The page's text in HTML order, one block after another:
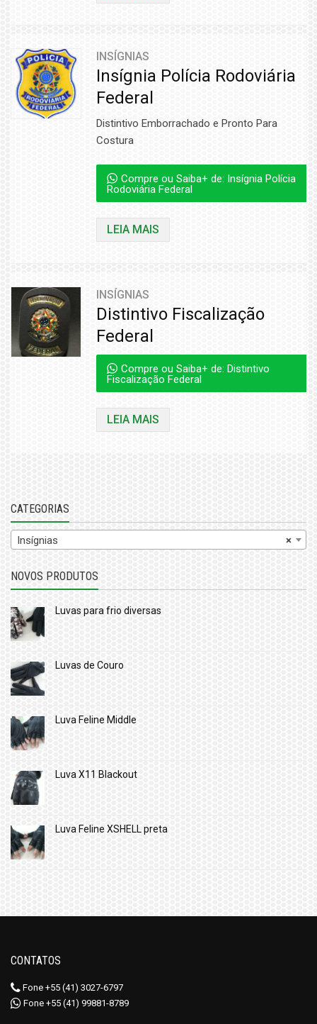
INSÍGNIAS
Insígnia Polícia Rodoviária
Federal
Distintivo Emborrachado e Pronto Para
Costura
Compre ou Saiba+ de: Insígnia Polícia
Rodoviária Federal
LEIA MAIS
INSÍGNIAS
Distintivo Fiscalização
Federal
Compre ou Saiba+ de: Distintivo
Fiscalização Federal
LEIA MAIS
CATEGORIAS
×
Insígnias
NOVOS PRODUTOS
Luvas para frio diversas
Luvas de Couro
Luva Feline Middle
Luva X11 Blackout
Luva Feline XSHELL preta
CONTATOS
Fone +55 (41) 3027-6797
Fone +55 (41) 99881-8789